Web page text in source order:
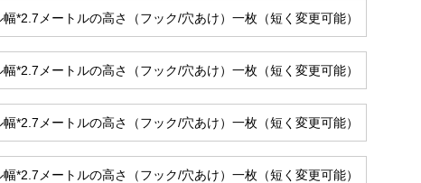
*2.7メートルの高さ（フック/穴あけ）一枚（短く変更可能）
*2.7メートルの高さ（フック/穴あけ）一枚（短く変更可能）
*2.7メートルの高さ（フック/穴あけ）一枚（短く変更可能）
*2.7メートルの高さ（フック/穴あけ）一枚（短く変更可能）